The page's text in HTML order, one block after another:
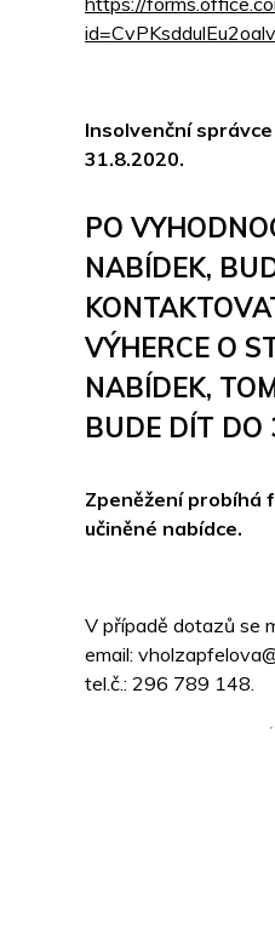
Insolvenční
31.8.2020.
PO
NABÍDEK,
VÝHERCE O
NABÍDEK,
BUDE DÍT DO
Zpeněžení probíhá
učiněné nabídce.
V případě dotazů se
email:
tel.č.: 296 789 148.